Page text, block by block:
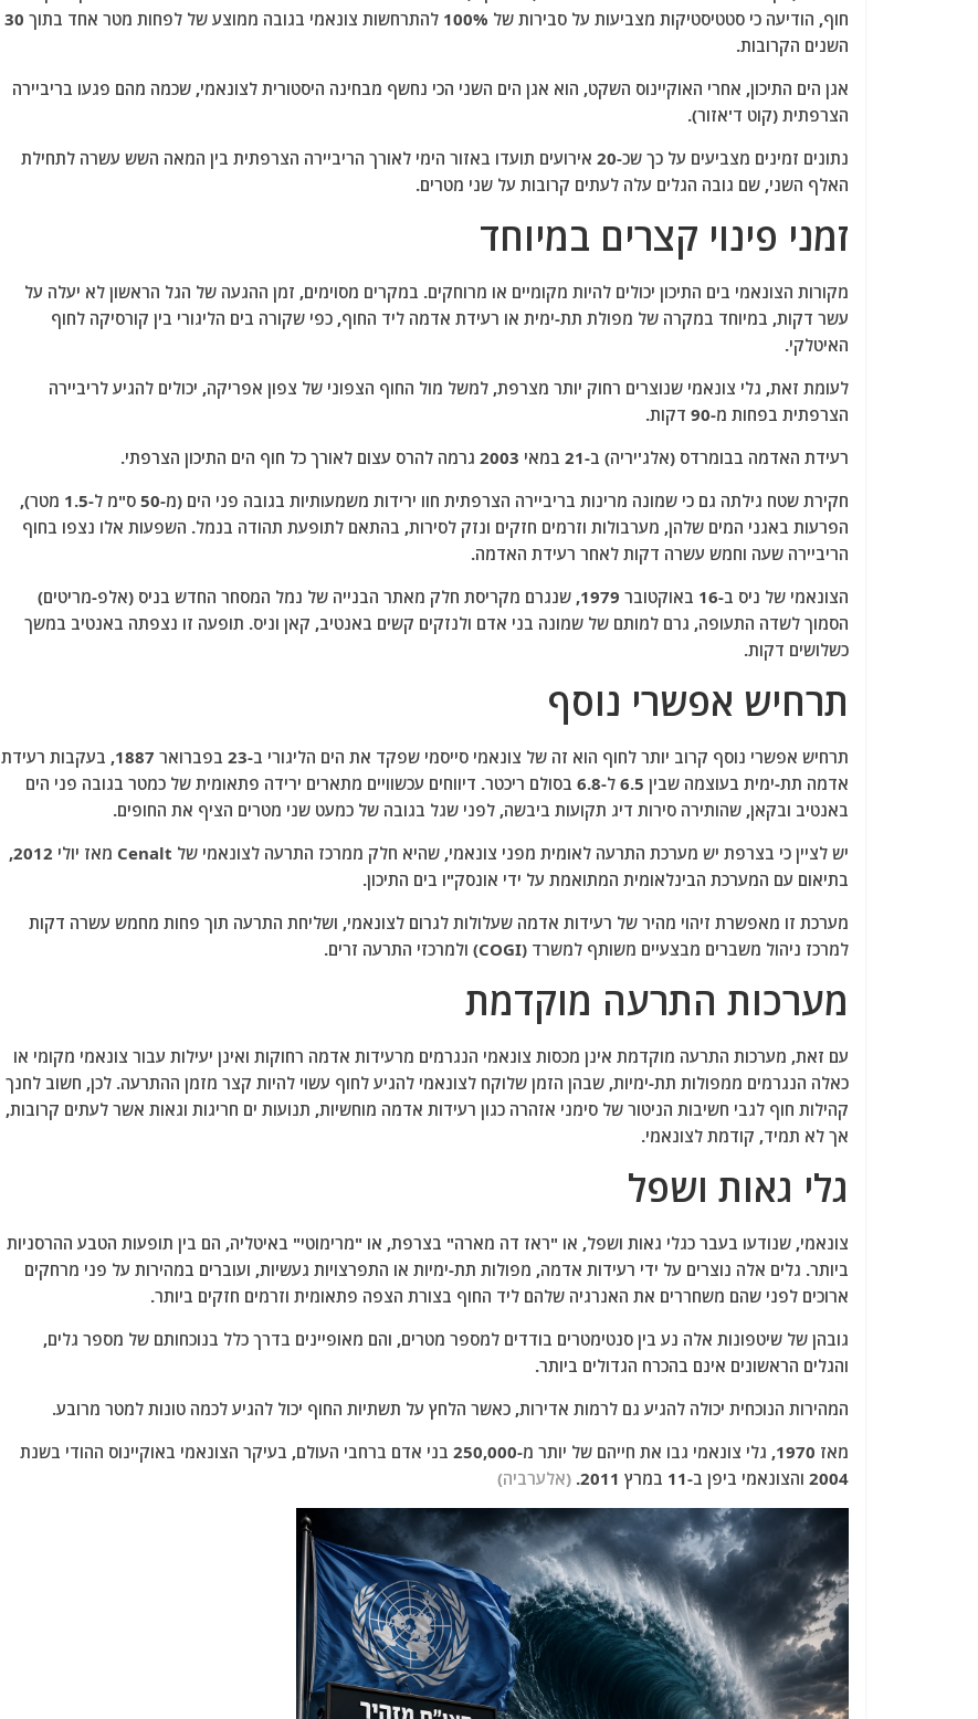
חוף, הודיעה כי סטטיסטיקות מצביעות על סבירות של 100% להתרחשות צונאמי בגובה ממוצע של לפחות מטר אחד בתוך 30
השנים הקרובות.
אגן הים התיכון, אחרי האוקיינוס ​​השקט, הוא אגן הים השני הכי נחשף מבחינה היסטורית לצונאמי, שכמה מהם פגעו בריביירה
הצרפתית (קוט ד'אזור).
נתונים זמינים מצביעים על כך שכ-20 אירועים תועדו באזור הימי לאורך הריביירה הצרפתית בין המאה השש עשרה לתחילת
האלף השני, שם גובה הגלים עלה לעתים קרובות על שני מטרים.
זמני פינוי קצרים במיוחד
מקורות הצונאמי בים התיכון יכולים להיות מקומיים או מרוחקים. במקרים מסוימים, זמן ההגעה של הגל הראשון לא יעלה על
עשר דקות, במיוחד במקרה של מפולת תת-ימית או רעידת אדמה ליד החוף, כפי שקורה בים הליגורי בין קורסיקה לחוף
האיטלקי.
לעומת זאת, גלי צונאמי שנוצרים רחוק יותר מצרפת, למשל מול החוף הצפוני של צפון אפריקה, יכולים להגיע לריביירה
הצרפתית בפחות מ-90 דקות.
רעידת האדמה בבומרדס (אלג'יריה) ב-21 במאי 2003 גרמה להרס עצום לאורך כל חוף הים התיכון הצרפתי.
חקירת שטח גילתה גם כי שמונה מרינות בריביירה הצרפתית חוו ירידות משמעותיות בגובה פני הים (מ-50 ס"מ ל-1.5 מטר),
הפרעות באגני המים שלהן, מערבולות וזרמים חזקים ונזק לסירות, בהתאם לתופעת תהודה בנמל. השפעות אלו נצפו בחוף
הריביירה שעה וחמש עשרה דקות לאחר רעידת האדמה.
הצונאמי של ניס ב-16 באוקטובר 1979, שנגרם מקריסת חלק מאתר הבנייה של נמל המסחר החדש בניס (אלפ-מריטים)
הסמוך לשדה התעופה, גרם למותם של שמונה בני אדם ולנזקים קשים באנטיב, קאן וניס. תופעה זו נצפתה באנטיב במשך
כשלושים דקות.
תרחיש אפשרי נוסף
תרחיש אפשרי נוסף קרוב יותר לחוף הוא זה של צונאמי סייסמי שפקד את הים הליגורי ב-23 בפברואר 1887, בעקבות רעידת
אדמה תת-ימית בעוצמה שבין 6.5 ל-6.8 בסולם ריכטר. דיווחים עכשוויים מתארים ירידה פתאומית של כמטר בגובה פני הים
באנטיב ובקאן, שהותירה סירות דיג תקועות ביבשה, לפני שגל בגובה של כמעט שני מטרים הציף את החופים.
יש לציין כי בצרפת יש מערכת התרעה לאומית מפני צונאמי, שהיא חלק ממרכז התרעה לצונאמי של Cenalt מאז יולי 2012,
בתיאום עם המערכת הבינלאומית המתואמת על ידי אונסק"ו בים התיכון.
מערכת זו מאפשרת זיהוי מהיר של רעידות אדמה שעלולות לגרום לצונאמי, ושליחת התרעה תוך פחות מחמש עשרה דקות
למרכז ניהול משברים מבצעיים משותף למשרד (COGI) ולמרכזי התרעה זרים.
מערכות התרעה מוקדמת
עם זאת, מערכות התרעה מוקדמת אינן מכסות צונאמי הנגרמים מרעידות אדמה רחוקות ואינן יעילות עבור צונאמי מקומי או
כאלה הנגרמים ממפולות תת-ימיות, שבהן הזמן שלוקח לצונאמי להגיע לחוף עשוי להיות קצר מזמן ההתרעה. לכן, חשוב לחנך
קהילות חוף לגבי חשיבות הניטור של סימני אזהרה כגון רעידות אדמה מוחשיות, תנועות ים חריגות וגאות אשר לעתים קרובות,
אך לא תמיד, קודמת לצונאמי.
גלי גאות ושפל
צונאמי, שנודעו בעבר כגלי גאות ושפל, או "ראז דה מארה" בצרפת, או "מרימוטי" באיטליה, הם בין תופעות הטבע ההרסניות
ביותר. גלים אלה נוצרים על ידי רעידות אדמה, מפולות תת-ימיות או התפרצויות געשיות, ועוברים במהירות על פני מרחקים
ארוכים לפני שהם משחררים את האנרגיה שלהם ליד החוף בצורת הצפה פתאומית וזרמים חזקים ביותר.
גובהן של שיטפונות אלה נע בין סנטימטרים בודדים למספר מטרים, והם מאופיינים בדרך כלל בנוכחותם של מספר גלים,
והגלים הראשונים אינם בהכרח הגדולים ביותר.
המהירות הנוכחית יכולה להגיע גם לרמות אדירות, כאשר הלחץ על תשתיות החוף יכול להגיע לכמה טונות למטר מרובע.
מאז 1970, גלי צונאמי גבו את חייהם של יותר מ-250,000 בני אדם ברחבי העולם, בעיקר הצונאמי באוקיינוס ​​ההודי בשנת
2004 והצונאמי ביפן ב-11 במרץ 2011.
(אלערביה)